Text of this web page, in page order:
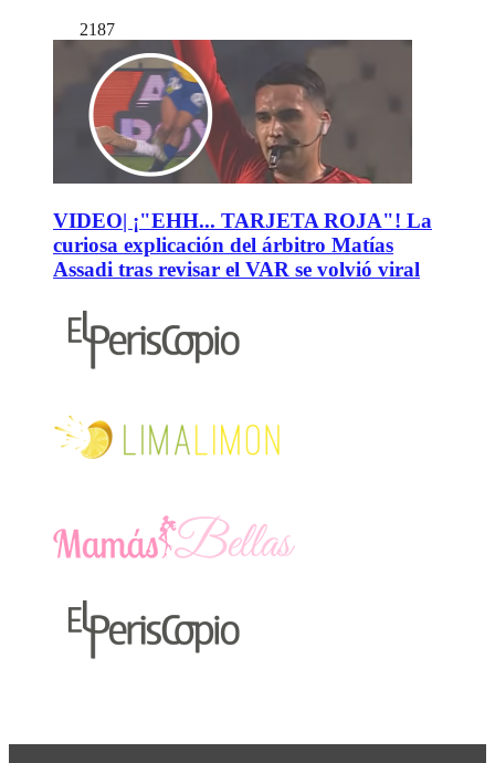
2187
VIDEO| ¡"EHH... TARJETA ROJA"! La
curiosa explicación del árbitro Matías
Assadi tras revisar el VAR se volvió viral